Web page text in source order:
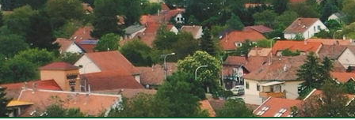
Dokumentumok [ ]
Aloldalak []